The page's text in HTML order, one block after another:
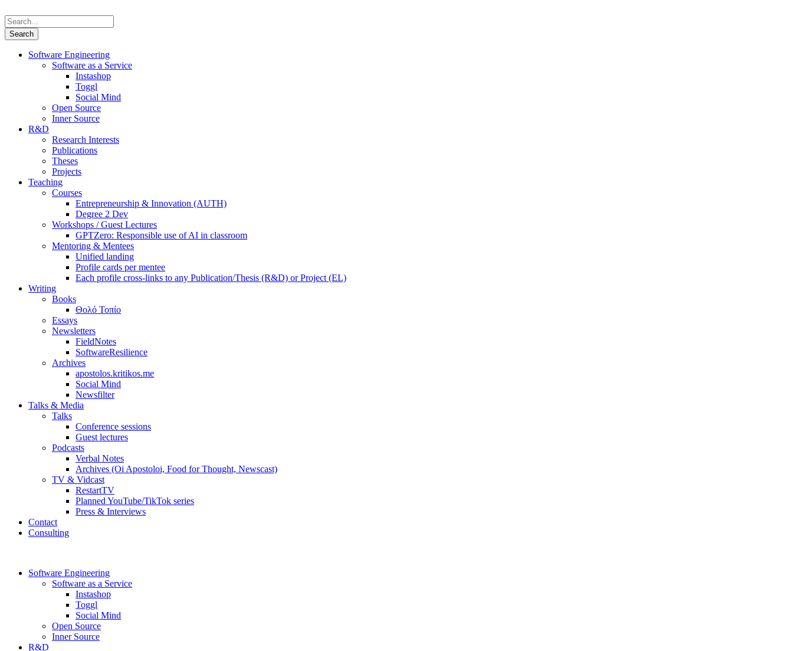
Software Engineering
Software as a Service
Instashop
Toggl
Social Mind
Open Source
Inner Source
R&D
Research Interests
Publications
Theses
Projects
Teaching
Courses
Entrepreneurship & Innovation (AUTH)
Degree 2 Dev
Workshops / Guest Lectures
GPTZero: Responsible use of AI in classroom
Mentoring & Mentees
Unified landing
Profile cards per mentee
Each profile cross-links to any Publication/Thesis (R&D) or Project (EL)
Writing
Books
Θολό Τοπίο
Essays
Newsletters
FieldNotes
SoftwareResilience
Archives
apostolos.kritikos.me
Social Mind
Newsfilter
Talks & Media
Talks
Conference sessions
Guest lectures
Podcasts
Verbal Notes
Archives (Oi Apostoloi, Food for Thought, Newscast)
TV & Vidcast
RestartTV
Planned YouTube/TikTok series
Press & Interviews
Contact
Consulting
Software Engineering
Software as a Service
Instashop
Toggl
Social Mind
Open Source
Inner Source
R&D